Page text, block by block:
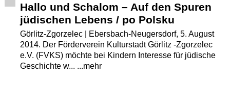
Hallo und Schalom – Auf den Spuren
jüdischen Lebens / po Polsku
Görlitz-Zgorzelec | Ebersbach-Neugersdorf, 5. August
2014. Der Förderverein Kulturstadt Görlitz -Zgorzelec
e.V. (FVKS) möchte bei Kindern Interesse für jüdische
Geschichte w... ...mehr